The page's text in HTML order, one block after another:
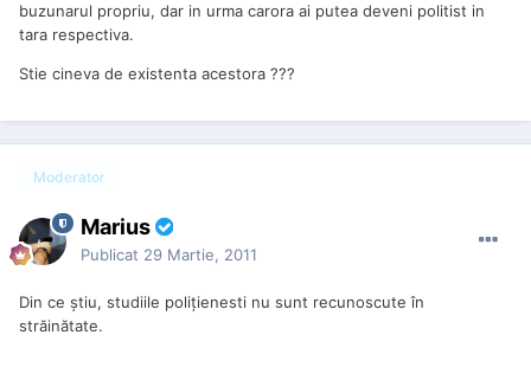
buzunarul propriu, dar in urma carora ai putea deveni politist in
tara respectiva.
Stie cineva de existenta acestora ???
Moderator
Marius
Publicat 29 Martie, 2011
Din ce ştiu, studiile poliţienesti nu sunt recunoscute în
străinătate.